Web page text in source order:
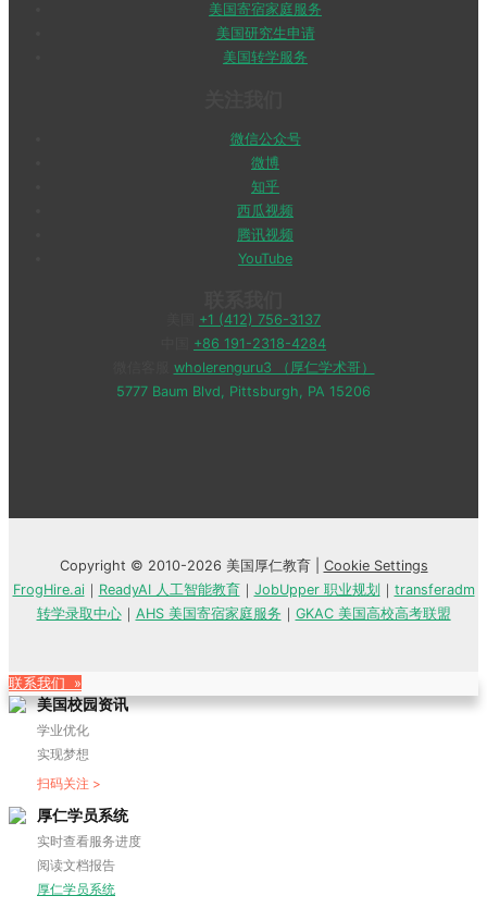
美国寄宿家庭服务
美国研究生申请
美国转学服务
微信公众号
微博
知乎
西瓜视频
腾讯视频
YouTube
+1 (412) 756-3137
+86 191-2318-4284
wholerenguru3 （厚仁学术哥）
5777 Baum Blvd, Pittsburgh, PA 15206
Copyright © 2010-2026 美国厚仁教育 | Cookie Settings
FrogHire.ai｜ ReadyAI 人工智能教育｜ JobUpper 职业规划 ｜ transferadm
转学录取中心｜ AHS 美国寄宿家庭服务 ｜ GKAC 美国高校高考联盟
联系我们 »
美国校园资讯
学业优化
实现梦想
扫码关注 >
厚仁学员系统
实时查看服务进度
阅读文档报告
厚仁学员系统